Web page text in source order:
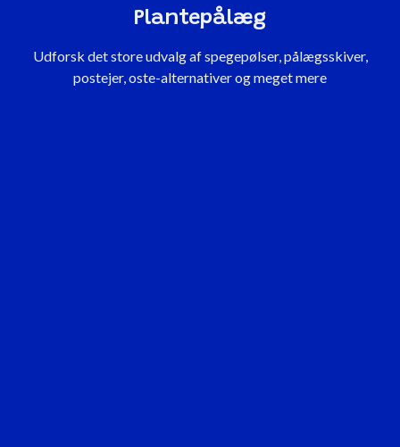
Plantepålæg
Udforsk det store udvalg af spegepølser, pålægsskiver,
postejer, oste-alternativer og meget mere